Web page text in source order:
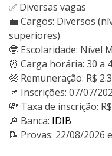
✅ Diversas vagas
💼 Cargos: Diversos
superiores)
🤓 Escolaridade: Nível
⏰ Carga horária: 30 a
🤑 Remuneração: R$
📌 Inscrições: 07/07/
💸 Taxa de inscrição:
🔎 Banca: IDIB
📝 Provas: 22/08/2026